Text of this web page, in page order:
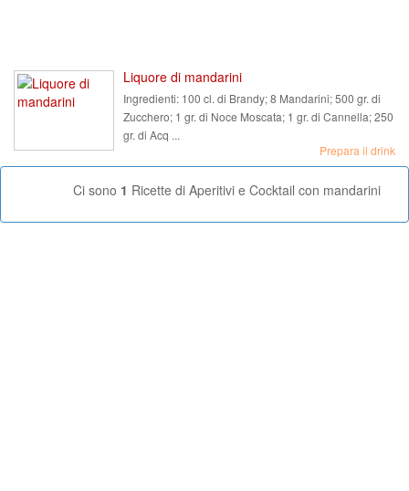
Liquore di mandarini
Ingredienti: 100 cl. di Brandy; 8 Mandarini; 500 gr. di
Zucchero; 1 gr. di Noce Moscata; 1 gr. di Cannella; 250
gr. di Acq ...
Prepara il drink
Ci sono 1 Ricette di Aperitivi e Cocktail con mandarini